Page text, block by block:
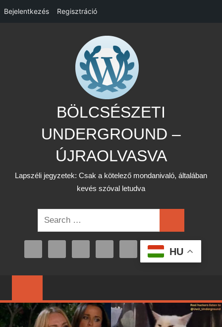
Bejelentkezés Regisztráció
BÖLCSÉSZETI
UNDERGROUND –
ÚJRAOLVASVA
Lapszéli jegyzetek: Csak a kötelező mondanivaló, általában
kevés szóval letudva
Search
for:
HU